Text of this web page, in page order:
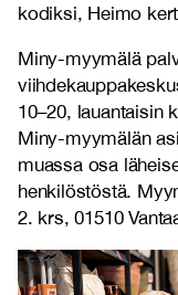
kodiksi, Heimo
Miny-myymälä
10–20, lauantaisin
Miny-myymälän
muassa osa
henkilöstöstä.
2. krs, 01510